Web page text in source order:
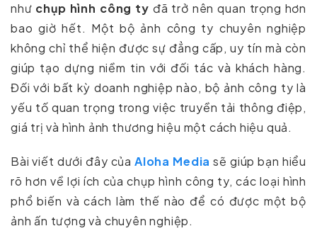
như chụp hình công ty đã trở nên quan trọng hơn
bao giờ hết. Một bộ ảnh công ty chuyên nghiệp
không chỉ thể hiện được sự đẳng cấp, uy tín mà còn
giúp tạo dựng niềm tin với đối tác và khách hàng.
Đối với bất kỳ doanh nghiệp nào, bộ ảnh công ty là
yếu tố quan trọng trong việc truyền tải thông điệp,
giá trị và hình ảnh thương hiệu một cách hiệu quả.
Bài viết dưới đây củaAloha Media sẽ giúp bạn hiểu
rõ hơn về lợi ích của chụp hình công ty, các loại hình
phổ biến và cách làm thế nào để có được một bộ
ảnh ấn tượng và chuyên nghiệp.